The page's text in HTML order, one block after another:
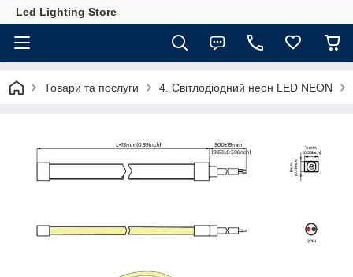
Led Lighting Store
Товари та послуги 4. Світлодіодний неон LED NEON